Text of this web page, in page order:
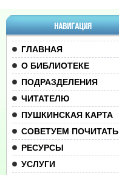
НАВИГАЦИЯ
ГЛАВНАЯ
О БИБЛИОТЕКЕ
ПОДРАЗДЕЛЕНИЯ
ЧИТАТЕЛЮ
ПУШКИНСКАЯ КАРТА
СОВЕТУЕМ ПОЧИТАТЬ
РЕСУРСЫ
УСЛУГИ